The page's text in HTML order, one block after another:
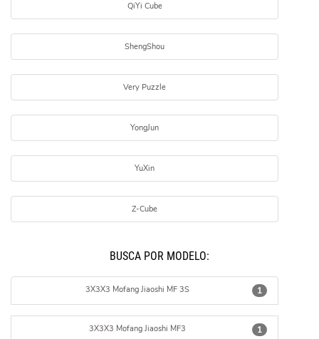
QiYi Cube
ShengShou
Very Puzzle
YongJun
YuXin
Z-Cube
BUSCÁ POR MODELO:
1
3X3X3 Mofang Jiaoshi MF 3S
1
3X3X3 Mofang Jiaoshi MF3